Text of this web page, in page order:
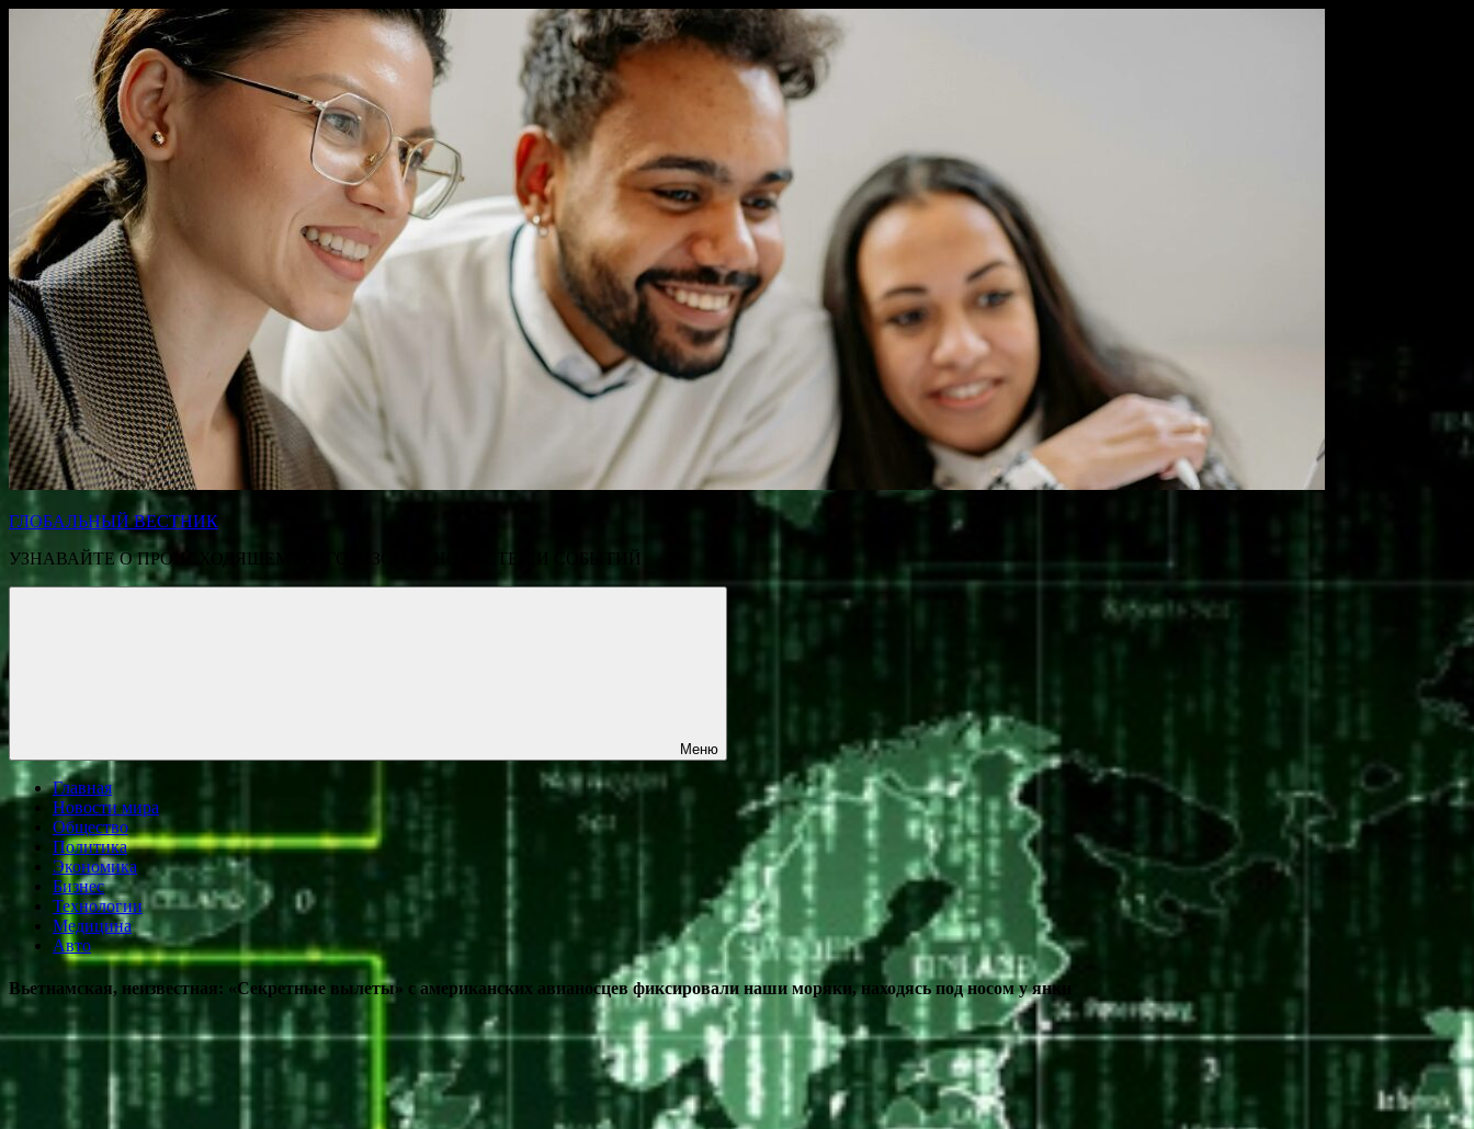
содержимому
ГЛОБАЛЬНЫЙ ВЕСТНИК
УЗНАВАЙТЕ О ПРОИСХОДЯЩЕМ НА ГОРИЗОНТЕ НОВОСТЕЙ И СОБЫТИЙ
Меню
Главная
Новости мира
Общество
Политика
Экономика
Бизнес
Технологии
Медицина
Авто
Вьетнамская, неизвестная: «Секретные вылеты» с американских авианосцев фиксировали наши моряки, находясь под носом у янки